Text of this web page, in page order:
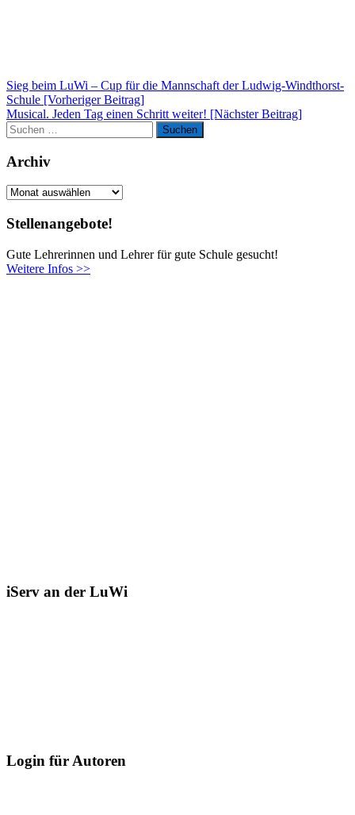
Beitragsnavigation
Sieg beim LuWi – Cup für die Mannschaft der Ludwig-Windthorst-
Schule [Vorheriger Beitrag]
Musical. Jeden Tag einen Schritt weiter! [Nächster Beitrag]
Suchen
nach:
Suchen
Archiv
Archiv
Stellenangebote!
Gute Lehrerinnen und Lehrer für gute Schule gesucht!
Weitere Infos >>
iServ an der LuWi
Login für Autoren